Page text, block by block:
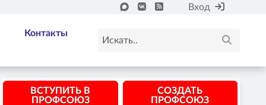
Вход
Контакты
ВСТУПИТЬ В
ПРОФСОЮЗ
СОЗДАТЬ
ПРОФСОЮЗ